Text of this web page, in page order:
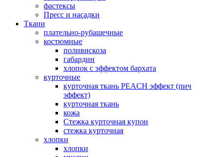
фастексы
Пресс и насадки
Ткани
плательно-рубашечные
костюмные
поливискоза
габардин
хлопок с эффектом бархата
курточные
курточная ткань PEACH эффект (пич
эффект)
курточная ткань
кожа
Стежка курточная купон
стежка курточная
хлопки
хлопки